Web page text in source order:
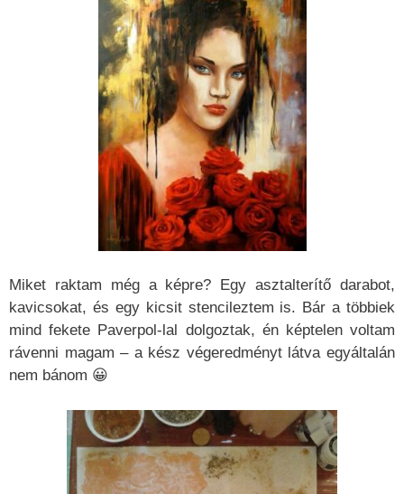
Miket raktam még a képre? Egy asztalterítő darabot,
kavicsokat, és egy kicsit stencileztem is. Bár a többiek
mind fekete Paverpol-lal dolgoztak, én képtelen voltam
rávenni magam – a kész végeredményt látva egyáltalán
nem bánom 😀